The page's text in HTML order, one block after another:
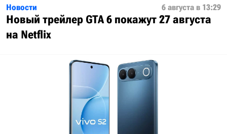
Новости 6 августа в 13:29
Новый трейлер GTA 6 покажут 27 августа
на Netflix